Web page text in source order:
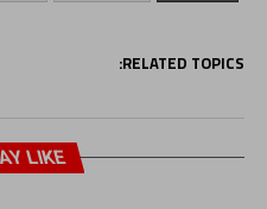
RELATED TOPICS:
LIKE